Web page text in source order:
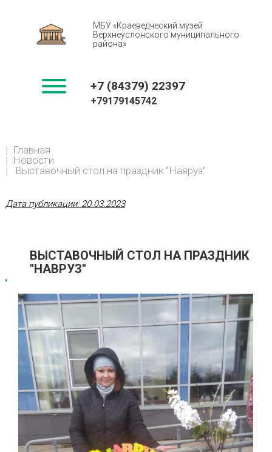
МБУ «Краеведческий музей
Верхнеуслонского муниципального
района»
+7 (84379) 22397
+79179145742
BREADCRUMBS
You
are
here:
Главная
Новости
Выставочный стол на праздник "Навруз"
Дата публикации: 20.03.2023
ВЫСТАВОЧНЫЙ СТОЛ НА ПРАЗДНИК
"НАВРУЗ"